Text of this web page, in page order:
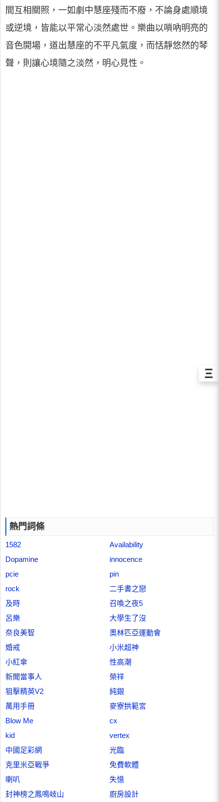
間互相關照，一如劇中慧座殘而不廢，不論身處順境
或逆境，皆能以平常心淡然處世。樂曲以嗩吶明亮的
音色開場，道出慧座的不平凡氣度，而恬靜悠然的琴
聲，則讓心境隨之淡然，明心見性。
熱門詞條
1582
Availability
Dopamine
innocence
pcie
pin
rock
二手書之戀
及時
召喚之夜5
呂樂
大學生了沒
奈良美智
奧林匹亞運動會
婚戒
小米超神
小紅傘
性高潮
新聞當事人
榮祥
狙擊精英V2
純銀
萬用手冊
麥寮拱範宮
Blow Me
cx
kid
vertex
中國足彩網
光臨
克里米亞戰爭
免費軟體
喇叭
失憶
封神榜之鳳鳴岐山
廚房設計
Ξ